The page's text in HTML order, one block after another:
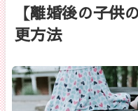
【離婚後の子供
更方法